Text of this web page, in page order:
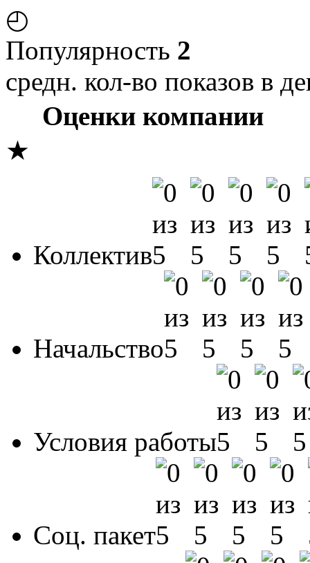
◴
Популярность 2
средн. кол-во показов в
Оценки компании
★
Коллектив
Начальство
Условия работы
Соц. пакет